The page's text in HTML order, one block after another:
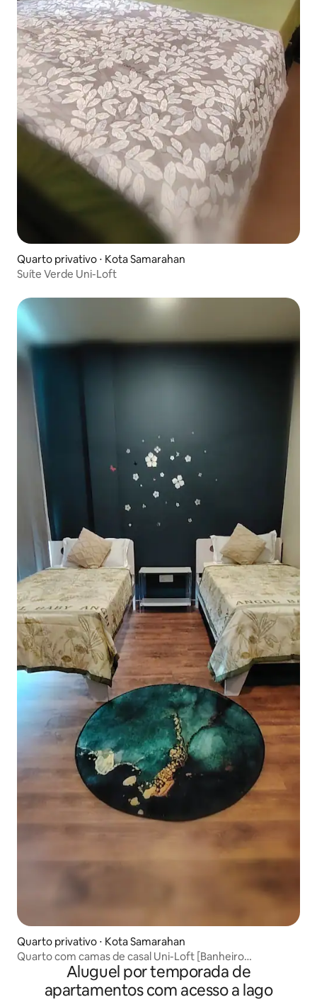
Quarto privativo ⋅ Kota Samarahan
Suíte Verde Uni-Loft
Quarto privativo ⋅ Kota Samarahan
Quarto com camas de casal Uni-Loft [Banheiro
compartilhado]Aluguel por temporada de
apartamentos com acesso a lago